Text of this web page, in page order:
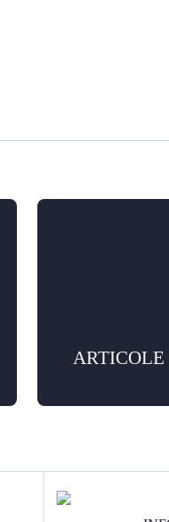
ARTICOLE